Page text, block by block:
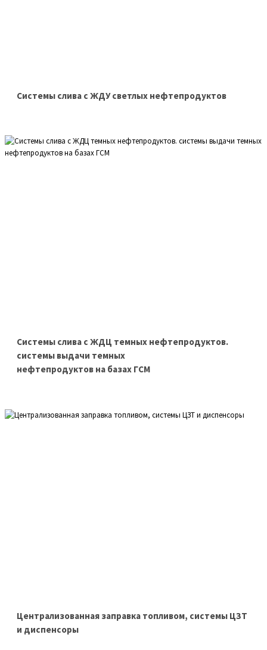
Системы слива с ЖДУ светлых нефтепродуктов
Системы слива с ЖДЦ темных нефтепродуктов.
системы выдачи темных
нефтепродуктов на базах ГСМ
Централизованная заправка топливом, системы ЦЗТ
и диспенсоры